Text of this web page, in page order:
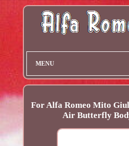
MENU
For Alfa Romeo Mito
Air Butterfly